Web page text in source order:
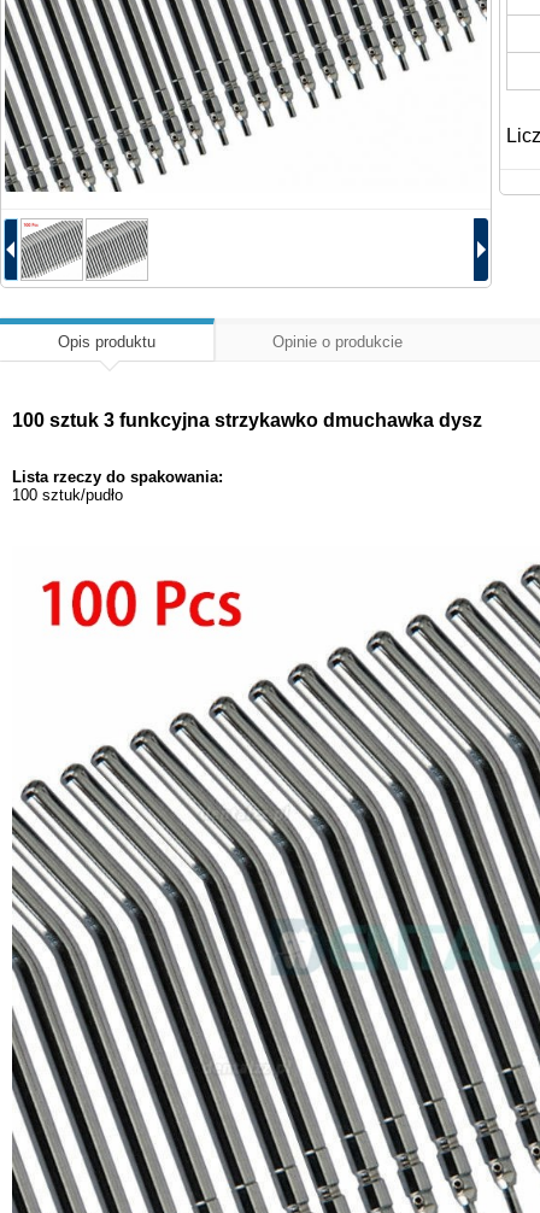
Opis produktu Opinie o produkcie
100 sztuk 3 funkcyjna strzykawko dmuchawka dysz
Lista rzeczy do spakowania:
100 sztuk/pudło